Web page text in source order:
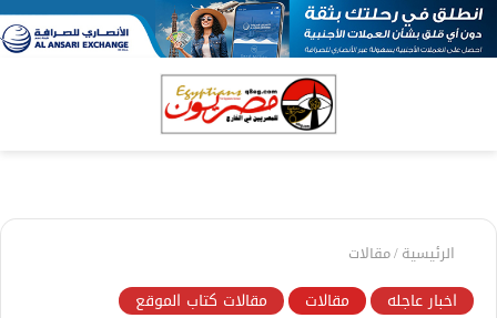
الرئيسية/مقالات
اخبار عاجله مقالات مقالات كتاب الموقع